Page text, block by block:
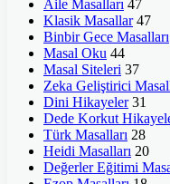
Aile Masalları 47
Klasik Masallar 47
Binbir Gece Masalları
Masal Oku 44
Masal Siteleri 37
Zeka Geliştirici
Dini Hikayeler 31
Dede Korkut
Türk Masalları 28
Heidi Masalları 20
Değerler Eğitimi